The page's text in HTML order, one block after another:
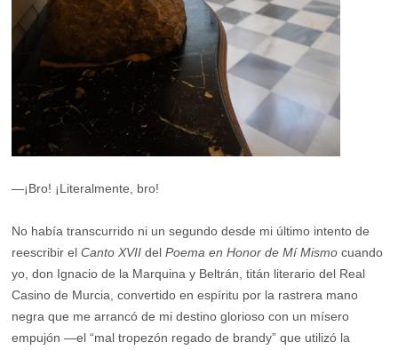
—¡Bro! ¡Literalmente, bro!
No había transcurrido ni un segundo desde mi último intento de
reescribir elCanto XVIIdel Poema en Honor de Mí Mismocuando
yo, don Ignacio de la Marquina y Beltrán, titán literario del Real
Casino de Murcia, convertido en espíritu por la rastrera mano
negra que me arrancó de mi destino glorioso con un mísero
empujón —el “mal tropezón regado de brandy” que utilizó la